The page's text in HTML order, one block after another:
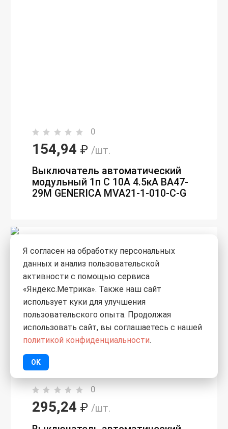
0
154,94 ₽ /шт.
Выключатель автоматический
модульный 1п C 10А 4.5кА ВА47-
29М GENERICA MVA21-1-010-C-G
0
295,24 ₽ /шт.
Я согласен на обработку персональных
данных и анализ пользовательской
активности с помощью сервиса
«Яндекс.Метрика». Также наш сайт
использует куки для улучшения
пользовательского опыта. Продолжая
использовать сайт, вы соглашаетесь с нашей
политикой конфиденциальности.
OK